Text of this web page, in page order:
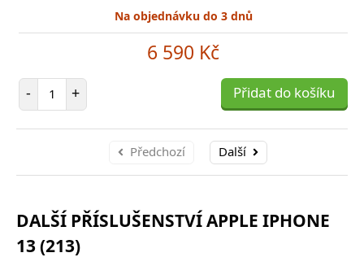
Na objednávku do 3 dnů
6 590 Kč
- Počet položek
+ Přidat do košíku
Předchozí Další
DALŠÍ PŘÍSLUŠENSTVÍ APPLE IPHONE
13 (213)